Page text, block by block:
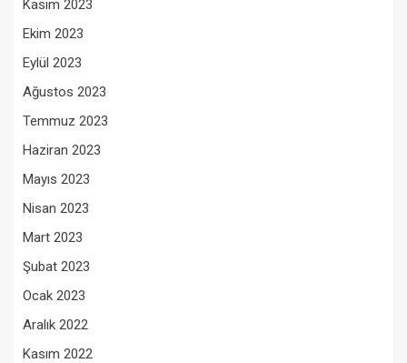
Kasım 2023
Ekim 2023
Eylül 2023
Ağustos 2023
Temmuz 2023
Haziran 2023
Mayıs 2023
Nisan 2023
Mart 2023
Şubat 2023
Ocak 2023
Aralık 2022
Kasım 2022